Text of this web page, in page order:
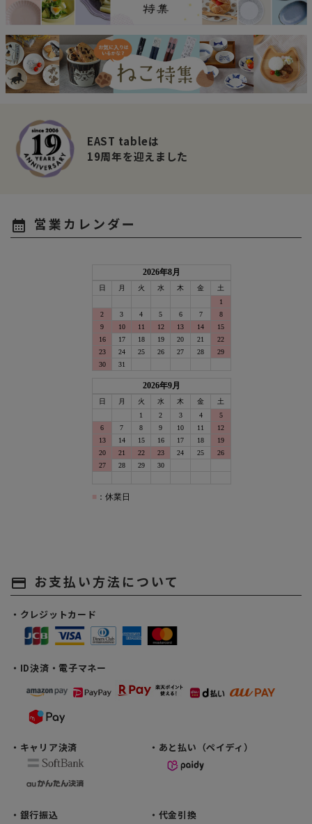
EAST tableは
19周年を迎えました
calendar_month 営業カレンダー
payment お支払い方法について
・クレジットカード
・ID決済・電子マネー
・キャリア決済 ・あと払い（ペイディ）
・銀行振込
・代金引換